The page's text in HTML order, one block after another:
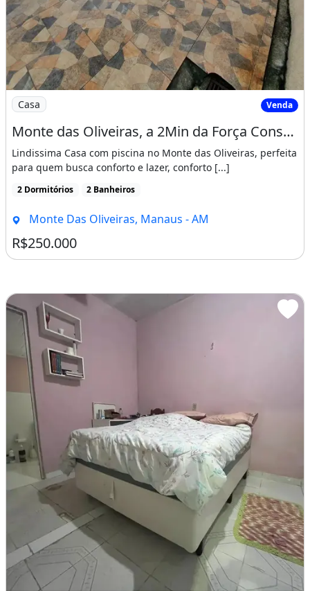
Imagem: Monte das Oliveiras, a 2Min da Força
Casa Venda
Monte das Oliveiras, a 2Min da Força Construtiva
Lindissima Casa com piscina no Monte das Oliveiras, perfeita
para quem busca conforto e lazer, conforto [...]
2 Dormitórios 2 Banheiros
Monte Das Oliveiras, Manaus - AM
R$250.000